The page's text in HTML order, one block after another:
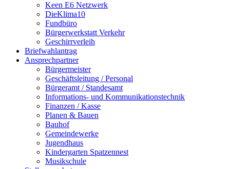
Keen E6 Netzwerk
DieKlima10
Fundbüro
Bürgerwerkstatt Verkehr
Geschirrverleih
Briefwahlantrag
Ansprechpartner
Bürgermeister
Geschäftsleitung / Personal
Bürgeramt / Standesamt
Informations- und Kommunikationstechnik
Finanzen / Kasse
Planen & Bauen
Bauhof
Gemeindewerke
Jugendhaus
Kindergarten Spatzennest
Musikschule